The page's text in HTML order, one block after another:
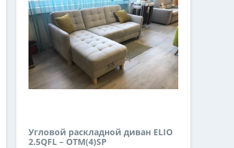
Угловой раскладной диван ELIO
2.5QFL – OTM(4)SP